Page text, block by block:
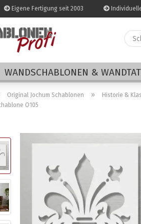
Eigene Fertigung seit 2003
WANDSCHABLONEN &
Original Jochum Schablonen » Historie &
O105